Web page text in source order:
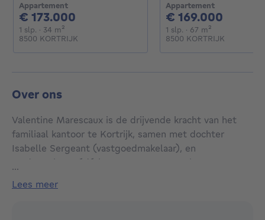
Appartement
€ 173.000
1 slp. 1 slaapkamer
· 34 m²
8500 KORTRIJK
Appartement
€ 169.000
1 slp. 1 slaapkamer
· 67 m²
8500 KORTRIJK
Over ons
Valentine Marescaux is de drijvende kracht van het
familiaal kantoor te Kortrijk, samen met dochter
Isabelle Sergeant (vastgoedmakelaar), en
medewerker Frédérique DeBouvre. Ons kantoor,
gevestigde waarde in de vastgoedmarkt van Kortrijk
...
lees meer